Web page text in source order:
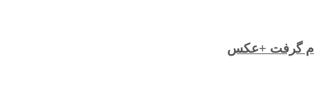
گرفت +عکس